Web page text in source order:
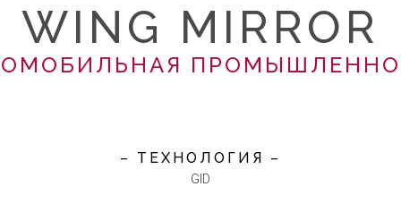
WING MIRROR
– ТЕХНОЛОГИЯ –
GID